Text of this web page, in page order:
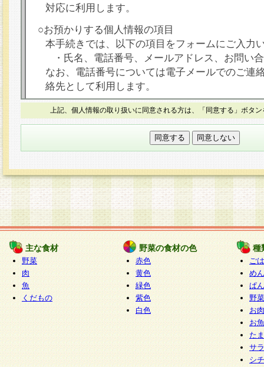
対応に利用します。
○お預かりする個人情報の項目
本手続きでは、以下の項目をフォームにご入力
・氏名、電話番号、メールアドレス、お問い
なお、電話番号については電子メールでのご連
絡先として利用します。
○本人が容易に認識できない方法による個人情報
本フォームでは、セッション管理のためCookie
○個人情報の第三者提供について
力いただく個人情報は第三者に提供しません。
○個人情報の委託について
個人情報の取り扱いを外部に委託する場合は、
情報管理基準を満たす企業を選定して委託を行
が行われるよう監督します。
○開示対象個人情報の開示等および問い合わせ窓口
本人からの求めにより、当社が本件により取得
報の利用目的の通知・開示・内容の訂正・追加
停止・消去及び第三者への提供の禁止（以下、
といいます。）に応じます。
開示等に応じる窓口は以下になります。
ぱくすく食堂個人情報お客様相談窓口 paku-
m
上記、個人情報の取り扱いに同意される方は、「同意する」ボタ
主な食材
野菜
肉
魚
くだもの
野菜の食材の色
赤色
黄色
緑色
紫色
白色
種
ご
めん
ぱん
野
お
お
た
サ
シ